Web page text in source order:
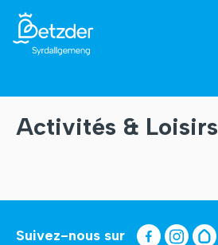
Activités & Loisirs
Suivez-nous sur